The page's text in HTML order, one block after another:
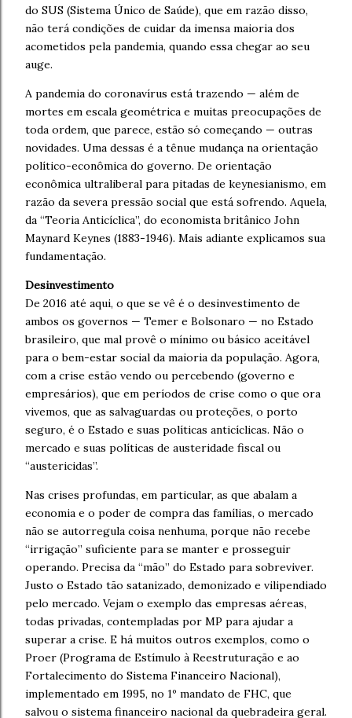
do SUS (Sistema Único de Saúde), que em razão disso,
não terá condições de cuidar da imensa maioria dos
acometidos pela pandemia, quando essa chegar ao seu
auge.
A pandemia do coronavírus está trazendo — além de
mortes em escala geométrica e muitas preocupações de
toda ordem, que parece, estão só começando — outras
novidades. Uma dessas é a tênue mudança na orientação
político-econômica do governo. De orientação
econômica ultraliberal para pitadas de keynesianismo, em
razão da severa pressão social que está sofrendo. Aquela,
da “Teoria Anticíclica”, do economista britânico John
Maynard Keynes (1883-1946). Mais adiante explicamos sua
fundamentação.
Desinvestimento
De 2016 até aqui, o que se vê é o desinvestimento de
ambos os governos — Temer e Bolsonaro — no Estado
brasileiro, que mal provê o mínimo ou básico aceitável
para o bem-estar social da maioria da população. Agora,
com a crise estão vendo ou percebendo (governo e
empresários), que em períodos de crise como o que ora
vivemos, que as salvaguardas ou proteções, o porto
seguro, é o Estado e suas políticas anticíclicas. Não o
mercado e suas políticas de austeridade fiscal ou
“austericidas”.
Nas crises profundas, em particular, as que abalam a
economia e o poder de compra das famílias, o mercado
não se autorregula coisa nenhuma, porque não recebe
“irrigação” suficiente para se manter e prosseguir
operando. Precisa da “mão” do Estado para sobreviver.
Justo o Estado tão satanizado, demonizado e vilipendiado
pelo mercado. Vejam o exemplo das empresas aéreas,
todas privadas, contempladas por MP para ajudar a
superar a crise. E há muitos outros exemplos, como o
Proer (Programa de Estímulo à Reestruturação e ao
Fortalecimento do Sistema Financeiro Nacional),
implementado em 1995, no 1º mandato de FHC, que
salvou o sistema financeiro nacional da quebradeira geral.